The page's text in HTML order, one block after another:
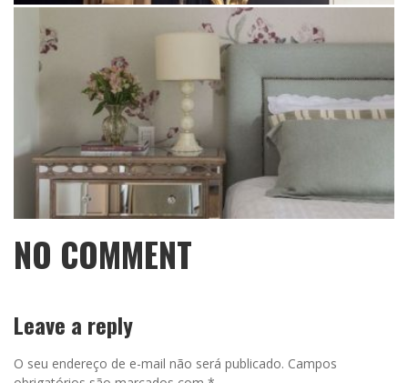
NO COMMENT
Leave a reply
O seu endereço de e-mail não será publicado. Campos